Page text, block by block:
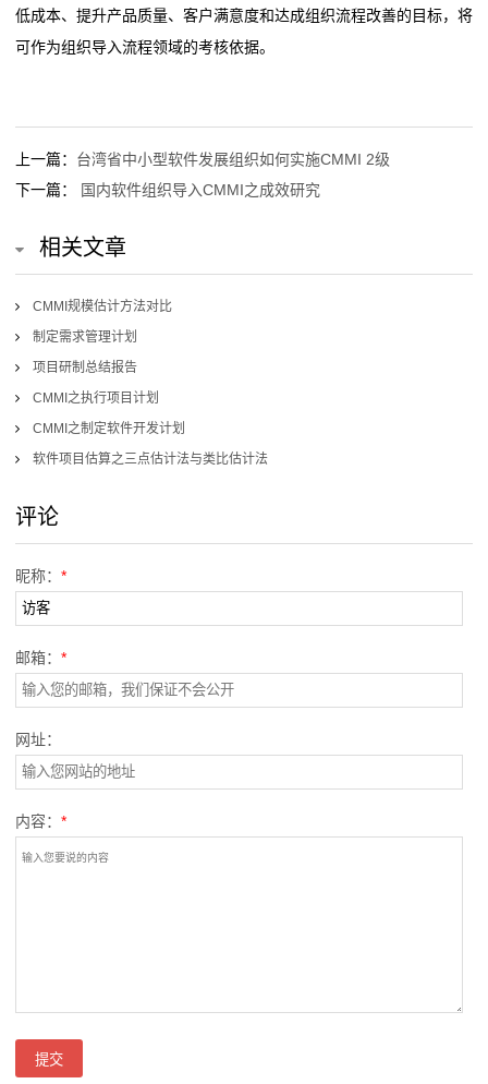
低成本、提升产品质量、客户满意度和达成组织流程改善的 目标，将
可作为组织导入流程领域的考核依据。
上一篇： 台湾省中小型软件发展组织如何实施CMMI 2级
下一篇：
国内软件组织导入CMMI之成效研究
相关文章
CMMI规模估计方法对比
制定需求管理计划
项目研制总结报告
CMMI之执行项目计划
CMMI之制定软件开发计划
软件项目估算之三点估计法与类比估计法
评论
昵称： *
邮箱： *
网址：
内容： *